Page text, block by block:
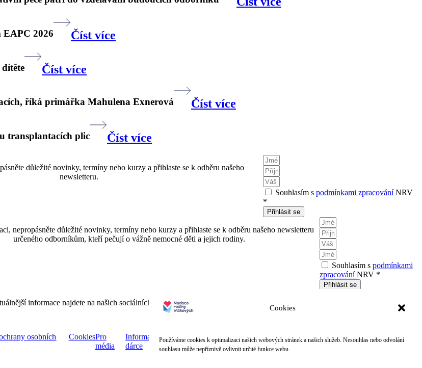
Cookies
Používáme cookies k optimalizaci našich webových stránek a našich služeb. Nesouhlas nebo odvolání
souhlasu může nepříznivě ovlivnit určité funkce webu.
EAPC 2026 Číst více
Číst více
říká primářka Mahulena Exnerová Číst více
transplantacích plic Číst více
důležité novinky, termíny nebo kurzy a přihlaste se k odběru našeho
newsletteru.
Souhlasím spodmínkami zpracováníNRV
*
Přihlásit se
nepropásněte důležité novinky, termíny nebo kurzy a přihlaste se k odběru našeho newsletteru
určeného odborníkům, kteří pečují o vážně nemocné děti a jejich rodiny.
Souhlasím s podmínkami
zpracováníNRV *
Přihlásit se
informace najdete na našich sociálních sítích.
osobních
CookiesPro
média
Informace pro
dárce
Přidejte se k
nám
Sledujte
nás
Youtube